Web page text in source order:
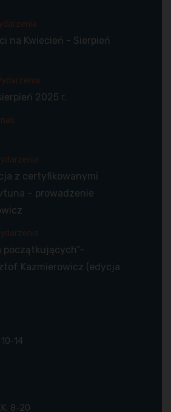
na Kwiecień - Sierpień
2025 r.
z certyfikowanymi
– prowadzenie
początkujących”–
Kazmierowicz (edycja
14
8-20